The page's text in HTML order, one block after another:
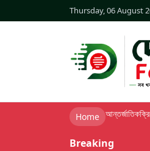
Thursday, 06 August
Home আন্তর্জাতিক
Breaking